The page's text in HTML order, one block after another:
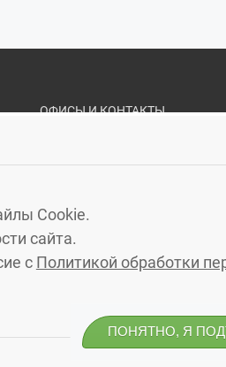
ОФИСЫ И КОНТАКТЫ
ПИОНЕРСКИЙ, УЛ.
Cookie.
сайта.
с Политикой обработки
ПОНЯТНО, Я